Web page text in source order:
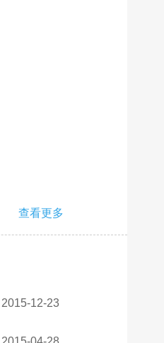
查看更多
2015-12-23